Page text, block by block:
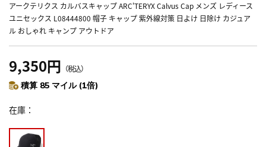
アークテリクス カルバスキャップ ARC'TERYX Calvus Cap メンズ レディース
ユニセックス L08444800 帽子 キャップ 紫外線対策 日よけ 日除け カジュア
ル おしゃれ キャンプ アウトドア
9,350円 （税込）
積算 85 マイル (1倍)
在庫